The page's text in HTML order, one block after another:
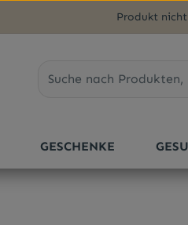
Produkt
GESCHENKE